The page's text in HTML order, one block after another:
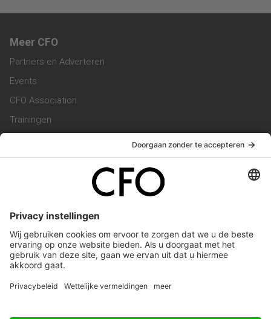
Meer CFO
Partners en Adverteren
Events
CFO Association
Trainingen
Vacatures
Service & Contact
Werken bij ons
Privacy Statement
Algemene Voorwaarden